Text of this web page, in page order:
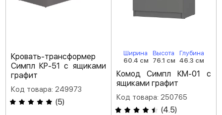
Кровать-трансформер
Симпл КР-51 с ящиками
графит
Код товара: 249973
(5)
Ширина
60.4 см
Высота
76.1 см
Глубина
46.3 см
Комод Симпл КМ-01 с
ящиками графит
Код товара: 250765
(4.5)